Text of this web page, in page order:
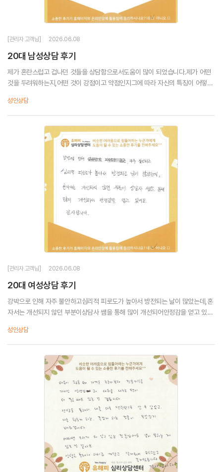
[관리자 고객님] 2026.06.08
20대 남성상담 후기
제가 혼란스럽고 겁나던 것들을 상담함으로서도움이 많이 되었습니다.제가 어떤
것을 두려워하는지,어떤 것이 강점이고 약점인지그에 따라 자신의 특징이 어떻게
같아 감사합...
성인상담
[관리자 고객님] 2026.06.08
20대 여성상담 후기
강박으로 인해 자주 불안하고심리적 피로도가 높아서 방전되는 날이 많았는데,혼
자서는 개선되지 않던 부분이상담사 쌤을 통해 많이 개선되어안정감을 얻고 있어
성인상담